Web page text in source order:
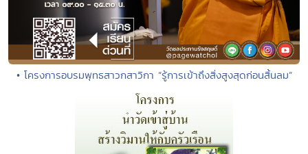
• โครงการอบรมพุทธสาวกสาวิกา “รู้การเข้าถึงสิ่งสูงสุดก่อนสิ้นลม”